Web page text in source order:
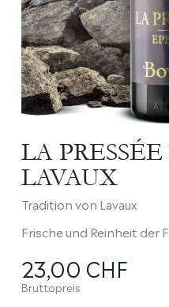
LA
LAVAUX
Tradition von Lavaux
Frische und Reinheit der
23,00 CHF
Bruttopreis